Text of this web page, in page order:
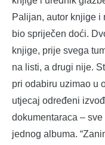
Palijan, autor knjige i
bio spriječen doći.
knjige, prije svega
na listi, a drugi nije.
pri odabiru uzimao u
utjecaj određeni
dokumentaraca –
jednog albuma.